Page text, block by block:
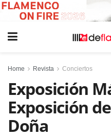
Home Revista Conciertos
Exposición
Exposición
Doña